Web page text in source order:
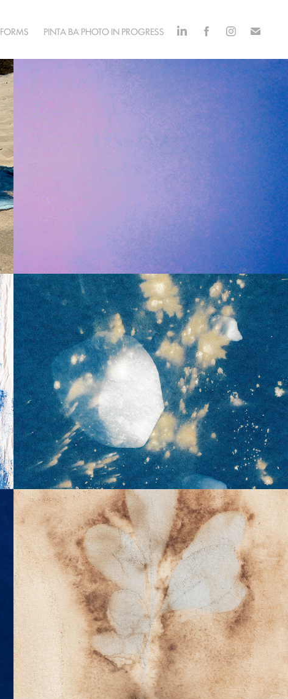
PINTA BA PHOTO IN PROGRESS
el cielo del último día
brisa de mar y caracola
2025
dulce, floral y cítrico
2024